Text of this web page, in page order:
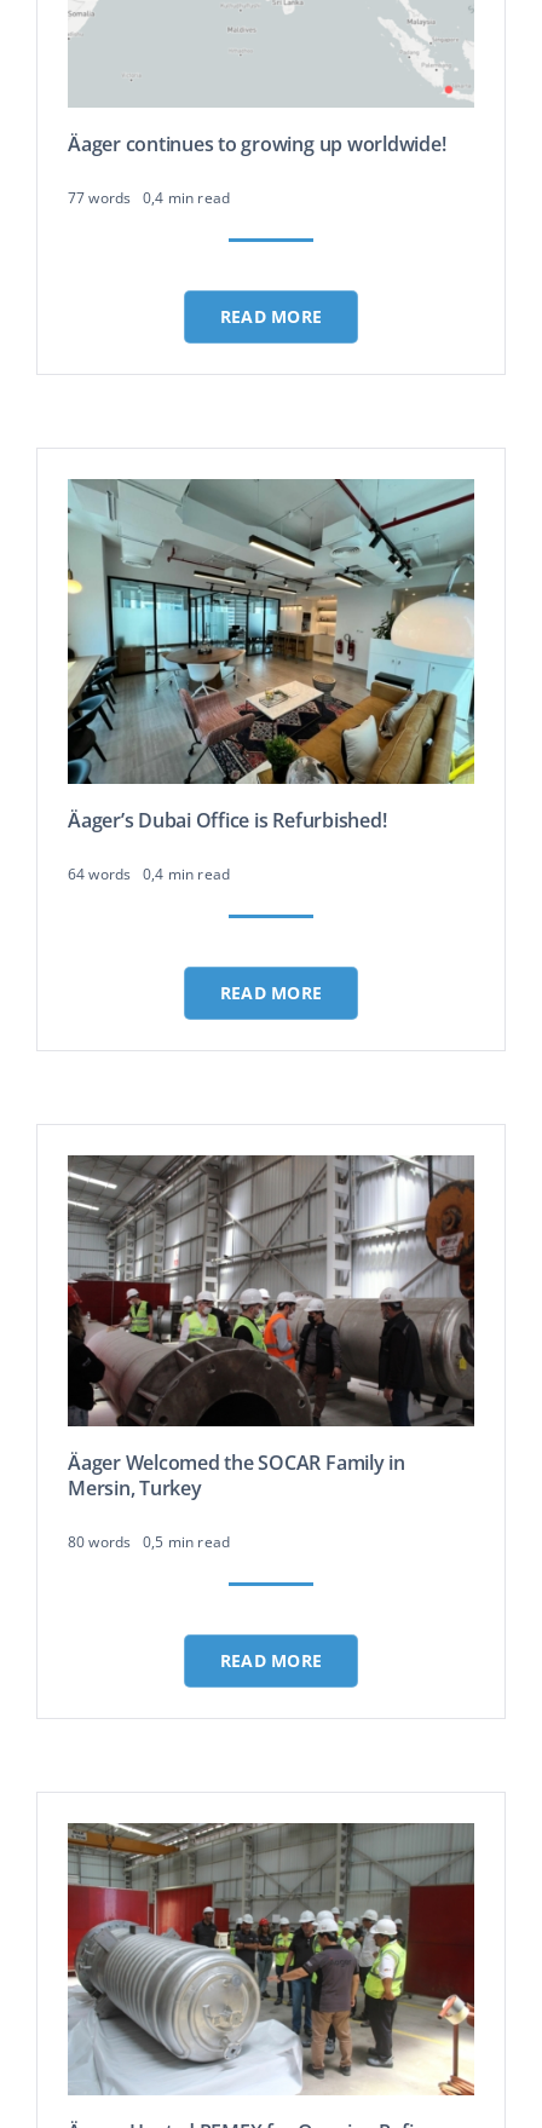
Äager continues to growing up worldwide!
77 words 0,4 min read
READ MORE
Äager’s Dubai Office is Refurbished!
64 words 0,4 min read
READ MORE
Äager Welcomed the SOCAR Family in
Mersin, Turkey
80 words 0,5 min read
READ MORE